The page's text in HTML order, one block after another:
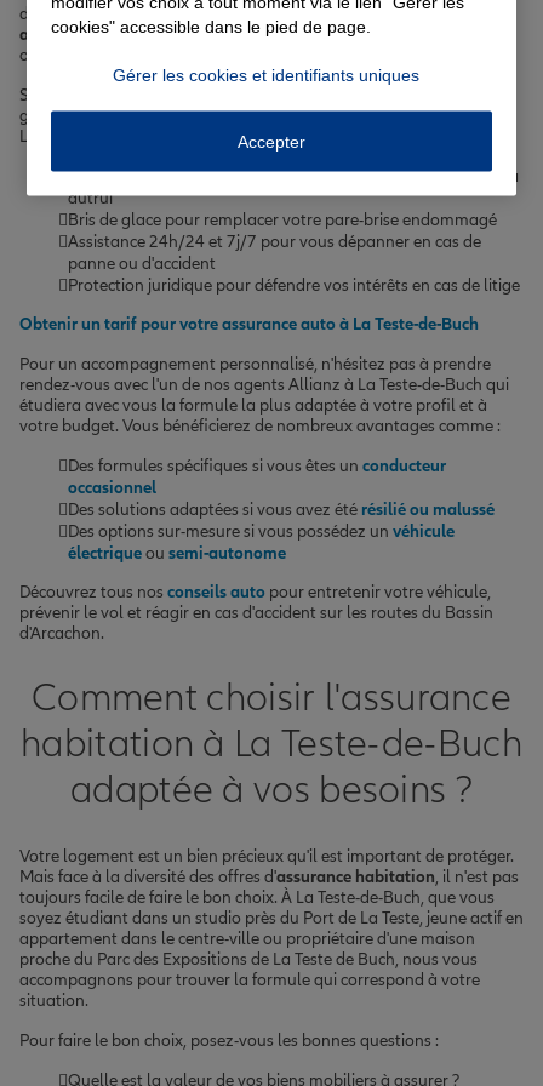
de La Teste-de-Buch, nous vous recommandons de souscrire une
assurance deux-rouesqui vous protégera en cas d'accident, de vol
ou de vandalisme.
Si vous possédez une voiture, notre
garanties essentielles pour faire face aux imprévus sur les routes de
La Teste-de-Buch et de la Gironde :
Responsabilité civile pour indemniser les dommages causés à
autrui
Bris de glace pour remplacer votre pare-brise endommagé
Assistance 24h/24 et 7j/7 pour vous dépanner en cas de
panne ou d'accident
Protection juridique pour défendre vos intérêts en cas de litige
Obtenir un tarif pour votre assurance auto à La Teste-de-Buch
Pour un accompagnement personnalisé, n'hésitez pas à prendre
rendez-vous avec l'un de nos agents Allianz à La Teste-de-Buch qui
étudiera avec vous la formule la plus adaptée à votre profil et à
votre budget. Vous bénéficierez de nombreux avantages comme :
Des formules spécifiques si vous êtes un conducteur
occasionnel
Des solutions adaptées si vous avez été résilié ou malussé
Des options sur-mesure si vous possédez un véhicule
électriqueou semi-autonome
Découvrez tous nos conseils auto pour entretenir votre véhicule,
prévenir le vol et réagir en cas d'accident sur les routes du Bassin
d'Arcachon.
Comment choisir l'assurance
habitation à La Teste-de-Buch
adaptée à vos besoins ?
Votre logement est un bien précieux qu'il est important de protéger.
Mais face à la diversité des offres d'assurance habitation, il n'est pas
toujours facile de faire le bon choix. À La Teste-de-Buch, que vous
soyez étudiant dans un studio près du Port de La Teste, jeune actif en
appartement dans le centre-ville ou propriétaire d'une maison
proche du Parc des Expositions de La Teste de Buch, nous vous
accompagnons pour trouver la formule qui correspond à votre
situation.
Pour faire le bon choix, posez-vous les bonnes questions :
Quelle est la valeur de vos biens mobiliers à assurer ?
cookies" accessible dans le pied de page.
Gérer les cookies et identifiants uniques
Accepter